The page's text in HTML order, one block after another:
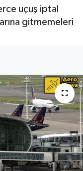
uçuş iptal
gitmemeleri